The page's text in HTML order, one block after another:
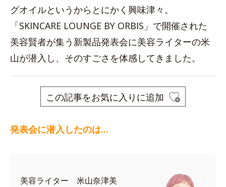
グオイルというからとにかく興味津々。
「SKINCARE LOUNGE BY ORBIS」で開催された
美容賢者が集う新製品発表会に美容ライターの米
山が潜入し、そのすごさを体感してきました。
この記事をお気に入りに追加
発表会に潜入したのは…
美容ライター 米山奈津美